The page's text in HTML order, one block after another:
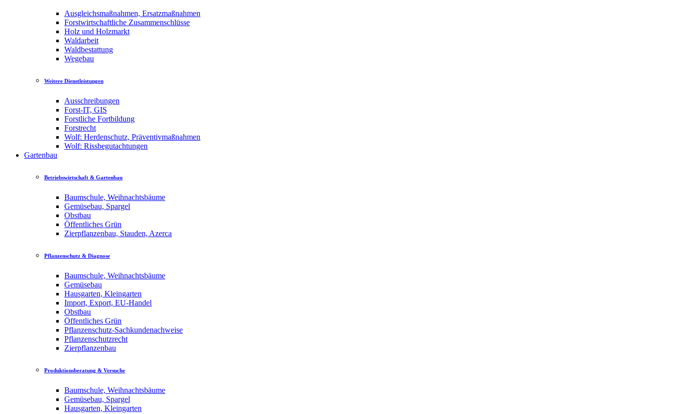
Ausgleichsmaßnahmen, Ersatzmaßnahmen
Forstwirtschaftliche Zusammenschlüsse
Holz und Holzmarkt
Waldarbeit
Waldbestattung
Wegebau
Weitere Dienstleistungen
Ausschreibungen
Forst-IT, GIS
Forstliche Fortbildung
Forstrecht
Wolf: Herdenschutz, Präventivmaßnahmen
Wolf: Rissbegutachtungen
Gartenbau
Betriebswirtschaft & Gartenbau
Baumschule, Weihnachtsbäume
Gemüsebau, Spargel
Obstbau
Öffentliches Grün
Zierpflanzenbau, Stauden, Azerca
Pflanzenschutz & Diagnose
Baumschule, Weihnachtsbäume
Gemüsebau
Hausgarten, Kleingarten
Import, Export, EU-Handel
Obstbau
Öffentliches Grün
Pflanzenschutz-Sachkundenachweise
Pflanzenschutzrecht
Zierpflanzenbau
Produktionsberatung & Versuche
Baumschule, Weihnachtsbäume
Gemüsebau, Spargel
Hausgarten, Kleingarten